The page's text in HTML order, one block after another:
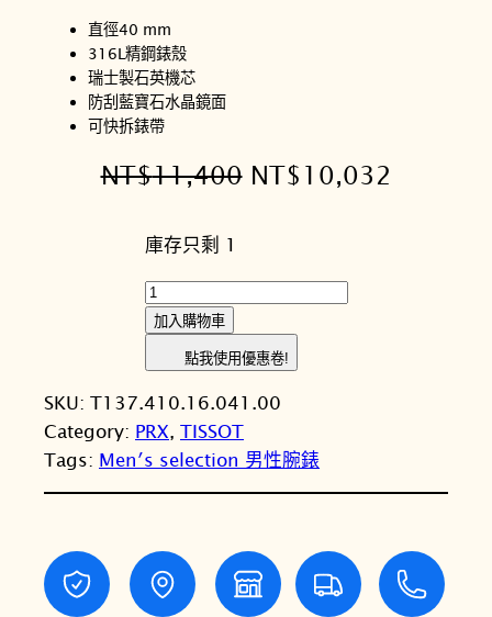
直徑40 mm
316L精鋼錶殼
瑞士製石英機芯
防刮藍寶石水晶鏡面
可快拆錶帶
NT$11,400 原
格
：
N
T
,
4
NT$ 10,032
,
0
庫存只剩 1
T
S
O
T
天
梭
R
X
加入購物車
點我使用優惠卷!
SKU: T137.410.16.041.00
Category: PRX, TISSOT
Tags: Men′s selection 男性腕錶